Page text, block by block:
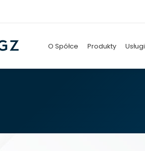
O Spółce Produkty Usługi